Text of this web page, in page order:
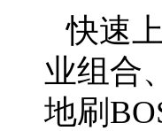
快速
业组合
地刷